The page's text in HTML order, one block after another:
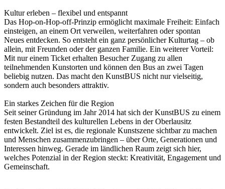
Kultur erleben – flexibel und entspannt
Das Hop-on-Hop-off-Prinzip ermöglicht maximale Freiheit: Einfach
einsteigen, an einem Ort verweilen, weiterfahren oder spontan
Neues entdecken. So entsteht ein ganz persönlicher Kulturtag – ob
allein, mit Freunden oder der ganzen Familie. Ein weiterer Vorteil:
Mit nur einem Ticket erhalten Besucher Zugang zu allen
teilnehmenden Kunstorten und können den Bus an zwei Tagen
beliebig nutzen. Das macht den KunstBUS nicht nur vielseitig,
sondern auch besonders attraktiv.
Ein starkes Zeichen für die Region
Seit seiner Gründung im Jahr 2014 hat sich der KunstBUS zu einem
festen Bestandteil des kulturellen Lebens in der Oberlausitz
entwickelt. Ziel ist es, die regionale Kunstszene sichtbar zu machen
und Menschen zusammenzubringen – über Orte, Generationen und
Interessen hinweg. Gerade im ländlichen Raum zeigt sich hier,
welches Potenzial in der Region steckt: Kreativität, Engagement und
Gemeinschaft.